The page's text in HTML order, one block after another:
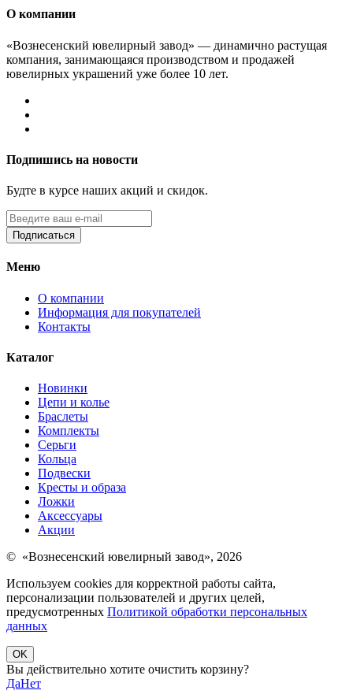
О компании
«Вознесенский ювелирный завод» — динамично растущая
компания, занимающаяся производством и продажей
ювелирных украшений уже более 10 лет.
Подпишись на новости
Будте в курсе наших акций и скидок.
Подписаться
Меню
О компании
Информация для покупателей
Контакты
Каталог
Новинки
Цепи и колье
Браслеты
Комплекты
Серьги
Кольца
Подвески
Кресты и образа
Ложки
Аксессуары
Акции
© «Вознесенский ювелирный завод», 2026
Используем cookies для корректной работы сайта,
персонализации пользователей и других целей,
предусмотренных Политикой обработки персональных
данных
OK
Вы действительно хотите очистить корзину?
ДаНет